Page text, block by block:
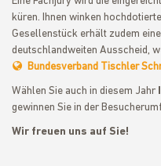
küren. Ihnen winken
Gesellenstück erhält zudem
deutschlandweiten Ausscheid,
Bundesverband Tischler
Wählen Sie auch in diesem Jahr
gewinnen Sie in der
Wir freuen uns auf Sie!